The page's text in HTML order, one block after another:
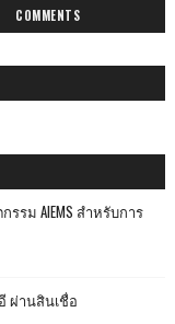
COMMENTS
รม AIEMS สำหรับการ
ผ่านสินเชื่อ